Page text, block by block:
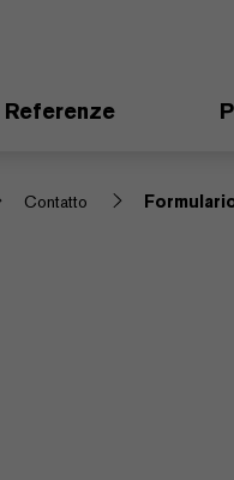
Referenze
Contatto